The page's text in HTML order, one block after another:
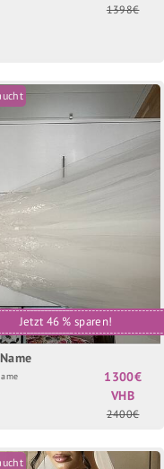
1398€
Jetzt 46 % sparen!
1300€
VHB
2400€